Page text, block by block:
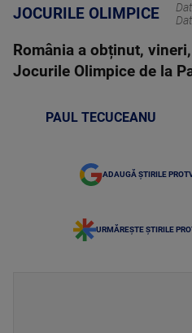
JOCURILE OLIMPICE
România a obținut,
Jocurile Olimpice de la
PAUL TECUCEANU
ADAUGĂ ȘTIRILE
URMĂREȘTE ȘTIRILE